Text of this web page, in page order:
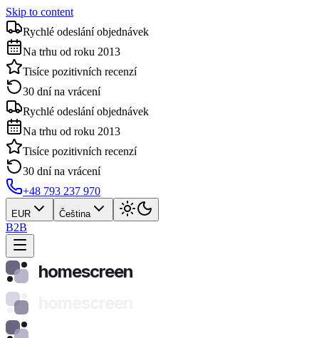
Skip to content
Rychlé odeslání objednávek
Na trhu od roku 2013
Tisíce pozitivních recenzí
30 dní na vrácení
Rychlé odeslání objednávek
Na trhu od roku 2013
Tisíce pozitivních recenzí
30 dní na vrácení
+48 793 237 970
EUR Čeština
B2B
homescreen